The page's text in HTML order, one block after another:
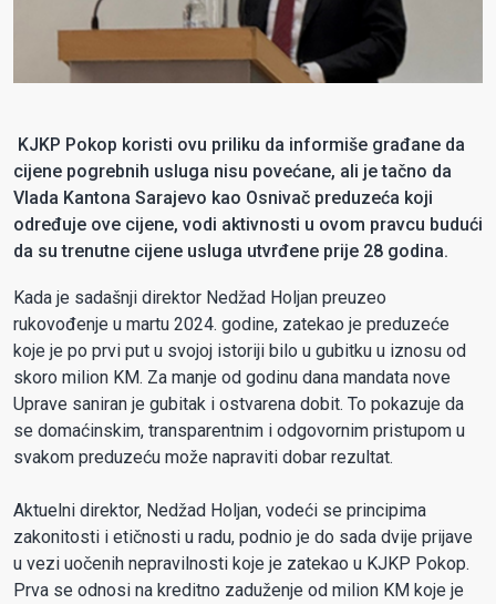
KJKP Pokop koristi ovu priliku da informiše građane da
cijene pogrebnih usluga nisu povećane, ali je tačno da
Vlada Kantona Sarajevo kao Osnivač preduzeća koji
određuje ove cijene, vodi aktivnosti u ovom pravcu budući
da su trenutne cijene usluga utvrđene prije 28 godina.
Kada je sadašnji direktor Nedžad Holjan preuzeo
rukovođenje u martu 2024. godine, zatekao je preduzeće
koje je po prvi put u svojoj istoriji bilo u gubitku u iznosu od
skoro milion KM. Za manje od godinu dana mandata nove
Uprave saniran je gubitak i ostvarena dobit. To pokazuje da
se domaćinskim, transparentnim i odgovornim pristupom u
svakom preduzeću može napraviti dobar rezultat.
Aktuelni direktor, Nedžad Holjan, vodeći se principima
zakonitosti i etičnosti u radu, podnio je do sada dvije prijave
u vezi uočenih nepravilnosti koje je zatekao u KJKP Pokop.
Prva se odnosi na kreditno zaduženje od milion KM koje je